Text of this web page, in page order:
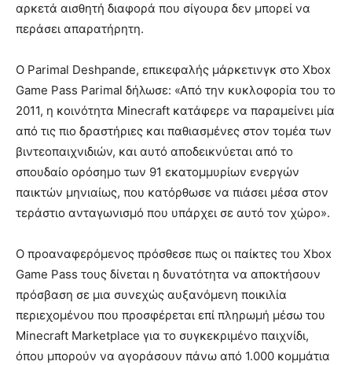
αρκετά αισθητή διαφορά που σίγουρα δεν μπορεί να
περάσει απαρατήρητη.
Ο Parimal Deshpande, επικεφαλής μάρκετινγκ στο Xbox
Game Pass Parimal δήλωσε: «Από την κυκλοφορία του το
2011, η κοινότητα Minecraft κατάφερε να παραμείνει μία
από τις πιο δραστήριες και παθιασμένες στον τομέα των
βιντεοπαιχνιδιών, και αυτό αποδεικνύεται από το
σπουδαίο ορόσημο των 91 εκατομμυρίων ενεργών
παικτών μηνιαίως, που κατόρθωσε να πιάσει μέσα στον
τεράστιο ανταγωνισμό που υπάρχει σε αυτό τον χώρο».
Ο προαναφερόμενος πρόσθεσε πως οι παίκτες του Xbox
Game Pass τους δίνεται η δυνατότητα να αποκτήσουν
πρόσβαση σε μια συνεχώς αυξανόμενη ποικιλία
περιεχομένου που προσφέρεται επί πληρωμή μέσω του
Minecraft Marketplace για το συγκεκριμένο παιχνίδι,
όπου μπορούν να αγοράσουν πάνω από 1.000 κομμάτια